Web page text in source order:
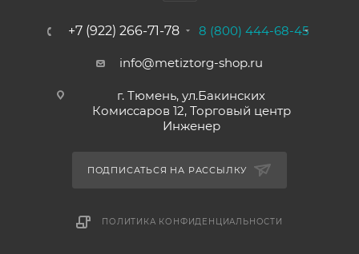
+7 (922) 266-71-78 8 (800) 444-68-45
info@metiztorg-shop.ru
г. Тюмень, ул.Бакинских
Комиссаров 12, Торговый центр
Инженер
ПОДПИСАТЬСЯ НА РАССЫЛКУ
ПОЛИТИКА КОНФИДЕНЦИАЛЬНОСТИ